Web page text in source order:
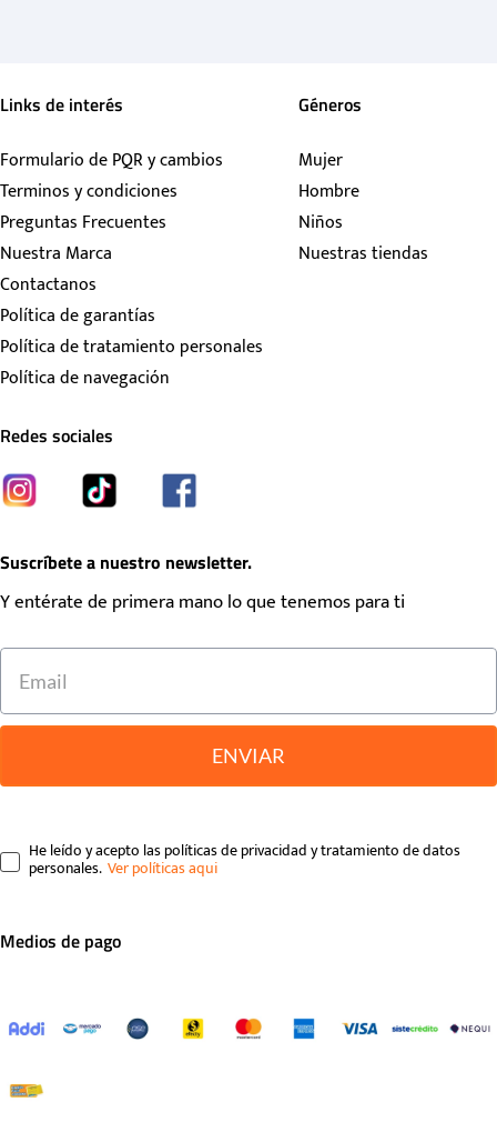
Links de interés
Formulario de PQR y cambios
Terminos y condiciones
Preguntas Frecuentes
Nuestra Marca
Contactanos
Política de garantías
Política de tratamiento personales
Política de navegación
Géneros
Mujer
Hombre
Niños
Nuestras tiendas
Redes sociales
Suscríbete a nuestro newsletter.
Y entérate de primera mano lo que tenemos para ti
ENVIAR
He leído y acepto las políticas de privacidad y tratamiento de datos
personales.
Medios de pago